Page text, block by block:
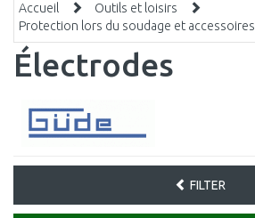
Accueil
Outils et loisirs
Protection lors du soudage et accessoires
Électrodes
FILTER